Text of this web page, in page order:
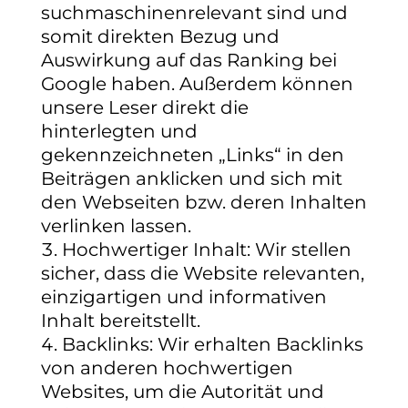
suchmaschinenrelevant sind und
somit direkten Bezug und
Auswirkung auf das Ranking bei
Google haben. Außerdem können
unsere Leser direkt die
hinterlegten und
gekennzeichneten „Links“ in den
Beiträgen anklicken und sich mit
den Webseiten bzw. deren Inhalten
verlinken lassen.
Hochwertiger Inhalt: Wir stellen
sicher, dass die Website relevanten,
einzigartigen und informativen
Inhalt bereitstellt.
Backlinks: Wir erhalten Backlinks
von anderen hochwertigen
Websites, um die Autorität und